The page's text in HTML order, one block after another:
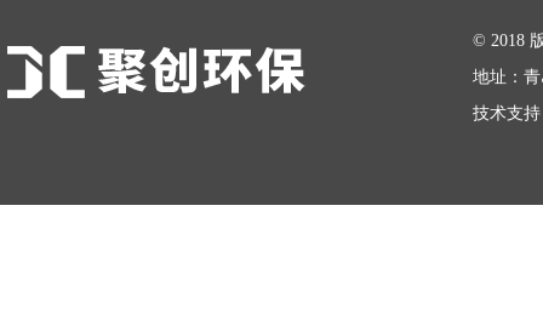
© 2018
地址：
技术支